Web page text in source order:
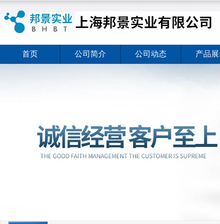
首页 公司简介 公司动态 产品